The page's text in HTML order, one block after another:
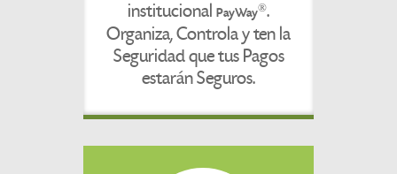
institucional PayWay®.
Organiza, Controla y ten la
Seguridad que tus Pagos
estarán Seguros.